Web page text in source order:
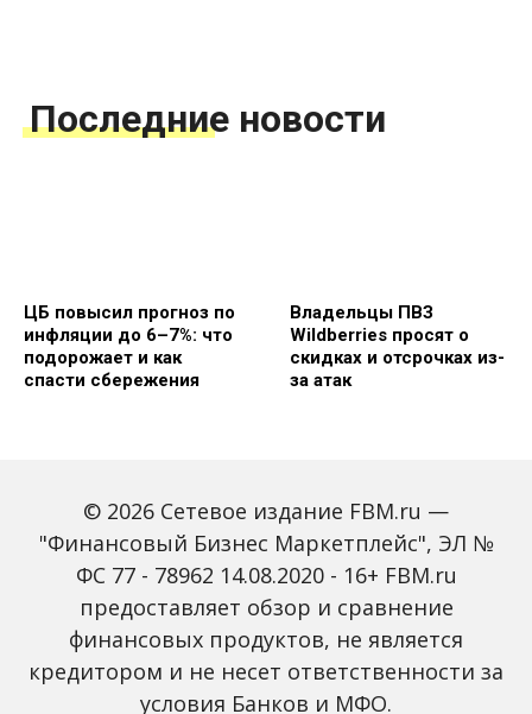
Последние новости
ЦБ повысил прогноз по
инфляции до 6–7%: что
подорожает и как
спасти сбережения
Владельцы ПВЗ
Wildberries просят о
скидках и отсрочках из-
за атак
Объем наличных у
россиян в июле вырос
на 43%: что стоит за
рекордным спросом на
С 2027 года ИНН станет
банковских счетов
россиян: что изменится
© 2026 Сетевое издание FBM.ru —
"Финансовый Бизнес Маркетплейс", ЭЛ №
ФС 77 - 78962 14.08.2020 - 16+ FBM.ru
предоставляет обзор и сравнение
финансовых продуктов, не является
кредитором и не несет ответственности за
условия Банков и МФО.